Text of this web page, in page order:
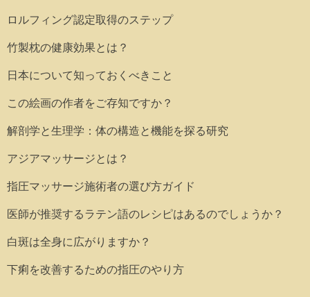
ロルフィング認定取得のステップ
竹製枕の健康効果とは？
日本について知っておくべきこと
この絵画の作者をご存知ですか？
解剖学と生理学：体の構造と機能を探る研究
アジアマッサージとは？
指圧マッサージ施術者の選び方ガイド
医師が推奨するラテン語のレシピはあるのでしょうか？
白斑は全身に広がりますか？
下痢を改善するための指圧のやり方